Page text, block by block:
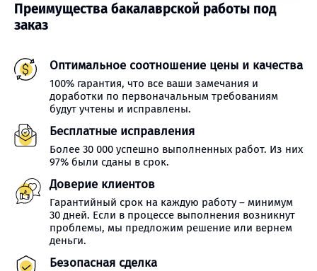
Преимущества бакалаврской работы под
заказ
Оптимальное соотношение цены и качества
100% гарантия, что все ваши замечания и
доработки по первоначальным требованиям
будут учтены и исправлены.
Бесплатные исправления
Более 30 000 успешно выполненных работ. Из них
97% были сданы в срок.
Доверие клиентов
Гарантийный срок на каждую работу – минимум
30 дней. Если в процессе выполнения возникнут
проблемы, мы предложим решение или вернем
деньги.
Безопасная сделка